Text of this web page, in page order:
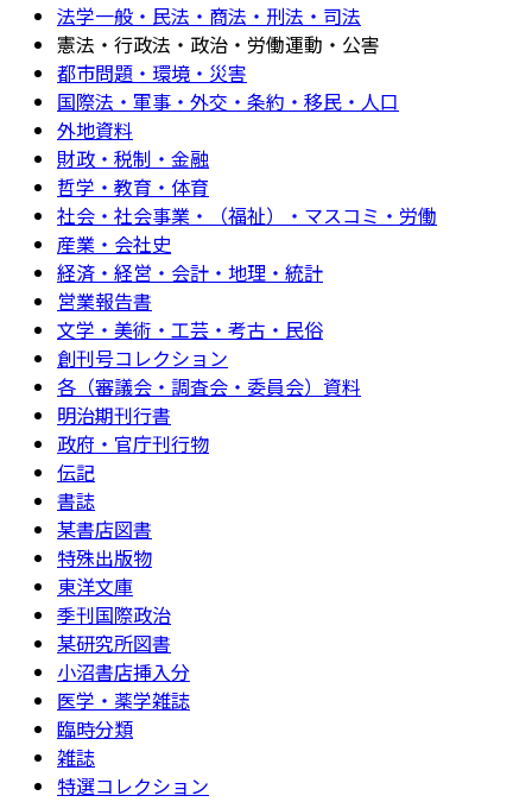
法学一般・民法・商法・刑法・司法
憲法・行政法・政治・労働運動・公害
都市問題・環境・災害
国際法・軍事・外交・条約・移民・人口
外地資料
財政・税制・金融
哲学・教育・体育
社会・社会事業・（福祉）・マスコミ・労働
産業・会社史
経済・経営・会計・地理・統計
営業報告書
文学・美術・工芸・考古・民俗
創刊号コレクション
各（審議会・調査会・委員会）資料
明治期刊行書
政府・官庁刊行物
伝記
書誌
某書店図書
特殊出版物
東洋文庫
季刊国際政治
某研究所図書
小沼書店挿入分
医学・薬学雑誌
臨時分類
雑誌
特選コレクション